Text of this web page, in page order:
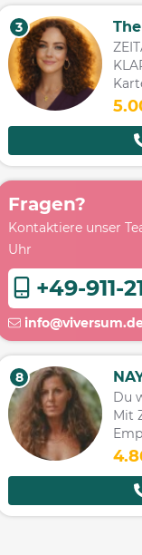
Fragen?
Kontaktiere unser
Uhr
+49-911-
3
8
Du
Mit